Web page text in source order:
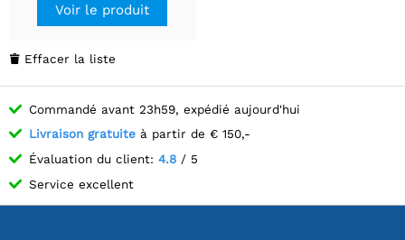
Voir le produit
 Effacer la liste
Commandé avant 23h59, expédié aujourd'hui
Livraison gratuite à partir de € 150,-
Évaluation du client: 4.8 / 5
Service excellent